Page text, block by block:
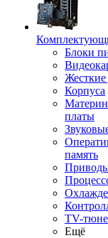
Блоки
Жесткие
Корпуса
платы
память
TV-
Ещё